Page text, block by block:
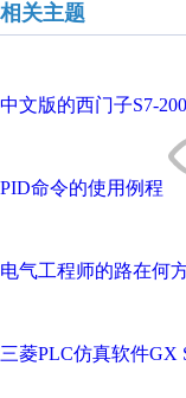
相关主题
中文版的西门子S7-
PID命令的使用例程
电气工程师的路在何
三菱PLC仿真软件GX